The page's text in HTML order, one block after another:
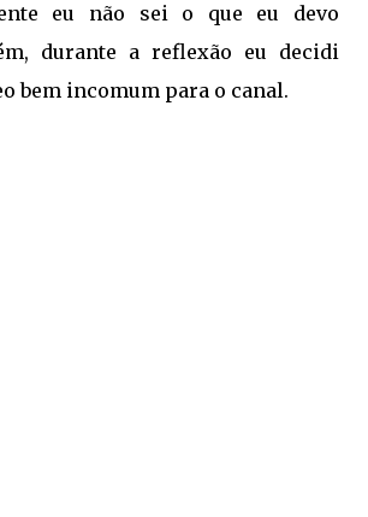
eu não sei o que eu devo
durante a reflexão eu decidi
bem incomum para o canal.